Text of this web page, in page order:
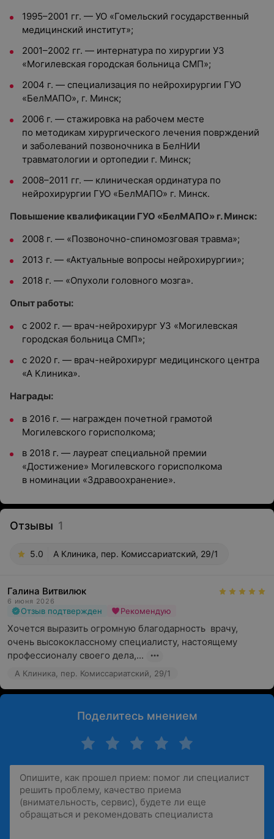
1995–2001 гг. — УО «Гомельский государственный
медицинский институт»;
2001–2002 гг. — интернатура по хирургии УЗ
«Могилевская городская больница СМП»;
2004 г. — специализация по нейрохирургии ГУО
«БелМАПО», г. Минск;
2006 г. — стажировка на рабочем месте
по методикам хирургического лечения поврждений
и заболеваний позвоночника в БелНИИ
травматологии и ортопедии г. Минск;
2008–2011 гг. — клиническая ординатура по
нейрохирургии ГУО «БелМАПО» г. Минск.
Повышение квалификации ГУО «БелМАПО» г. Минск:
2008 г. — «Позвоночно-спиномозговая травма»;
2013 г. — «Актуальные вопросы нейрохирургии»;
2018 г. — «Опухоли головного мозга».
Опыт работы:
с 2002 г. — врач-нейрохирург УЗ «Могилевская
городская больница СМП»;
с 2020 г. — врач-нейрохирург медицинского центра
«А Клиника».
Награды:
в 2016 г. — награжден почетной грамотой
Могилевского горисполкома;
в 2018 г. — лауреат специальной премии
«Достижение» Могилевского горисполкома
в номинации «Здравоохранение».
Отзывы 1
5.0 А Клиника, пер. Комиссариатский, 29/1
Галина Витвилюк
6 июня 2026
Отзыв подтвержден Рекомендую
Хочется выразить огромную благодарность  врачу,
очень высококлассному специалисту, настоящему
профессионалу своего дела,...
А Клиника, пер. Комиссариатский, 29/1
Поделитесь мнением